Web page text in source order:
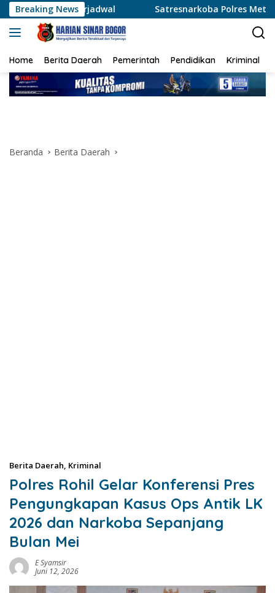
Langsung
ke
konten
Breaking NewsSatresnarkoba Polres Metro Tangerang Kota
Home Berita Daerah Pemerintah Pendidikan Kriminal
Beranda Berita Daerah
Berita Daerah, Kriminal
Polres Rohil Gelar Konferensi Pres
Pengungkapan Kasus Ops Antik LK
2026 dan Narkoba Sepanjang
Bulan Mei
E Syamsir
Juni 12, 2026